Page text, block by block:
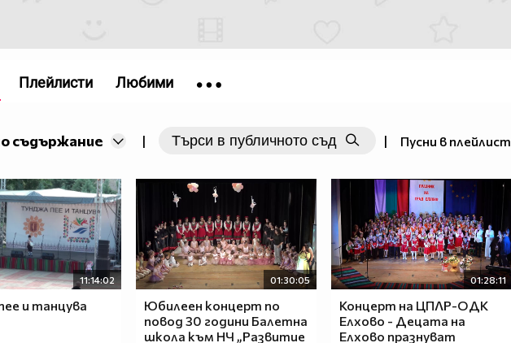
съдържание | | Пусни в плейлист
11:14:02
и танцува
01:30:05
Юбилеен концерт по
повод 30 години Балетна
школа към НЧ „Развитие
01:28:11
Концерт на ЦПЛР-ОДК
Елхово - Децата на
Елхово празнуват
Плейлисти Любими